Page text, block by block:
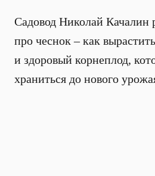
Садовод Николай Качалин
про чеснок – как
и здоровый корнеплод,
храниться до нового